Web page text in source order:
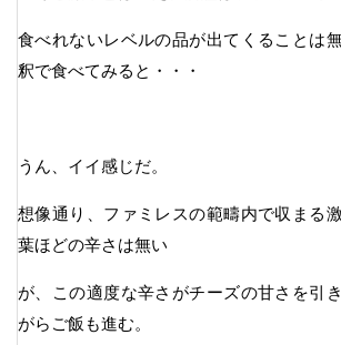
食べれないレベルの品が出てくることは
釈で食べてみると・・・
うん、イイ感じだ。
想像通り、ファミレスの範疇内で収まる
葉ほどの辛さは無い
が、この適度な辛さがチーズの甘さを引
がらご飯も進む。